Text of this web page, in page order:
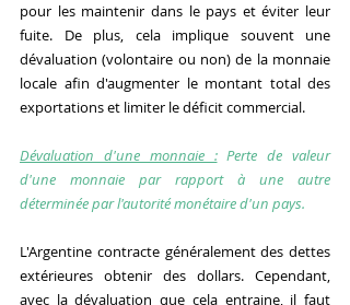
pour les maintenir dans le pays et éviter leur
fuite. De plus, cela implique souvent une
dévaluation (volontaire ou non) de la monnaie
locale afin d'augmenter le montant total des
exportations et limiter le déficit commercial.
Dévaluation d'une monnaie : Perte de valeur
d'une monnaie par rapport à une autre
déterminée par l'autorité monétaire d'un pays.
L'Argentine contracte généralement des dettes
extérieures obtenir des dollars. Cependant,
avec la dévaluation que cela entraine, il faut